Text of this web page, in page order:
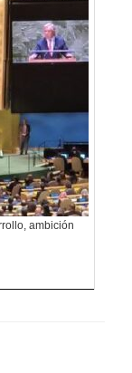
ambición